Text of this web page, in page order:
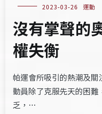
2023-03-26 運動
沒有掌聲的
權失衡
帕運會所吸引的熱潮及
動員除了克服先天的困
乏，…